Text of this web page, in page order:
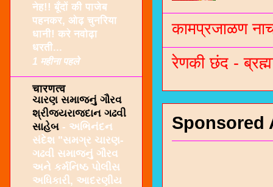
कामप्रजाळण
रेणकी छंद -
Sponsored
नेह!! बूँदों की पाजेब
पहनकर, ओढ़ चुनरिया
धानी! करे नवोढ़ा
धरती...
1 महीना पहले
चारणत्व
ચારણ સમાજનું ગૌરવ
શ્રીજયરાજદાન ગઢવી
સાહેબ - અભિનંદન
સંદેશ "સમગ્ર ચારણ-
ગઢવી સમાજનું ગૌરવ
અને કર્મનિષ્ઠ પોલીસ
અધિકારી, આદરણીય